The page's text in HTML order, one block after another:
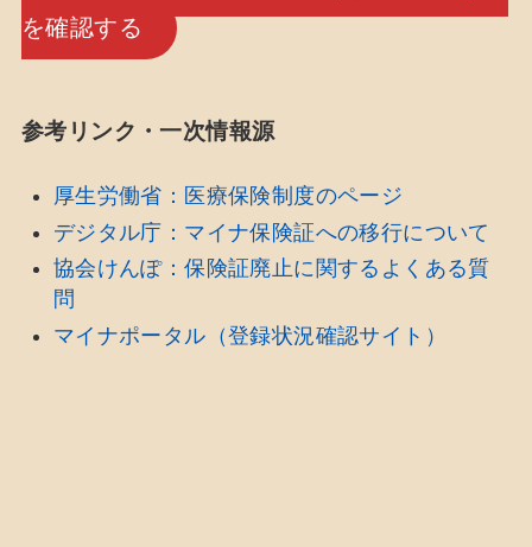
を確認する
参考リンク・一次情報源
厚生労働省：医療保険制度のページ
デジタル庁：マイナ保険証への移行について
協会けんぽ：保険証廃止に関するよくある質
問
マイナポータル（登録状況確認サイト）